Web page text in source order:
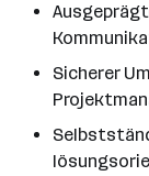
Sicherer